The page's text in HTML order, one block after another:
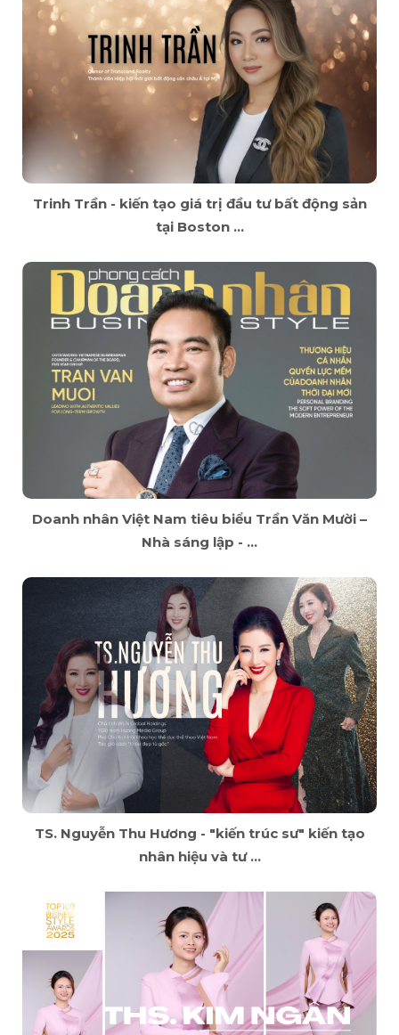
Trinh Trần - kiến tạo giá trị đầu tư bất động sản
tại Boston ...
Doanh nhân Việt Nam tiêu biểu Trần Văn Mười –
Nhà sáng lập - ...
TS. Nguyễn Thu Hương - "kiến trúc sư" kiến tạo
nhân hiệu và tư ...